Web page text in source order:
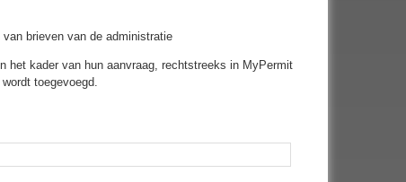
brieven van de administratie
het kader van hun aanvraag, rechtstreeks in MyPermit
toegevoegd.